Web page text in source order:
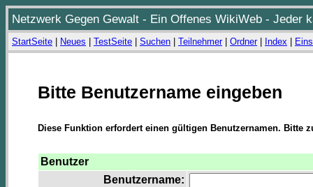
Netzwerk Gegen Gewalt - Ein Offenes WikiWeb - Jeder
StartSeite Neues TestSeite Suchen Teilnehmer| Ordner| Index
Bitte Benutzername eingeben
Diese Funktion erfordert einen gültigen Benutzernamen. Bitte
Benutzer
Benutzername: